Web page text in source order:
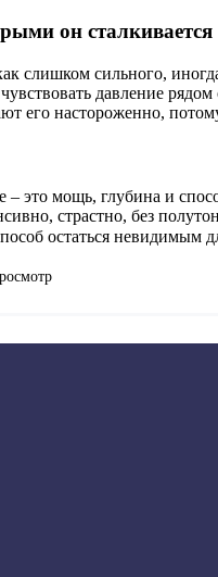
он сталкивается
слишком сильного,
давление
его настороженно,
– это мощь, глубина и
страстно, без
остаться невидимым